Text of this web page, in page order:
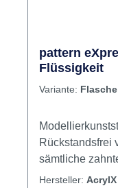
pattern
Flüssigkeit
Variante:
Rückstandsfrei
sämtliche
Dentallabor. Das Material ist sowohl in
Hersteller: AcrylX